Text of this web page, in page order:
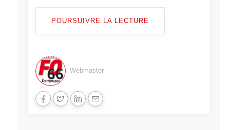
POURSUIVRE LA LECTURE
Webmaster